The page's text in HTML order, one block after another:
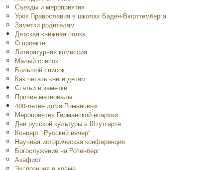
Съезды и мероприятия
Урок Православия в школах Баден-Вюрттемберга
Заметки родителям
Детская книжная полка
O проекте
Литературная комиссия
Малый список
Большой список
Как читать книги детям
Статьи и заметки
Прочие материалы
400-летие дома Романовых
Мероприятия Германской епархии
Дни русской культуры в Штутгарте
Концерт "Русский вечер"
Научная историческая конференция
Богослужение на Ротенберг
Акафист